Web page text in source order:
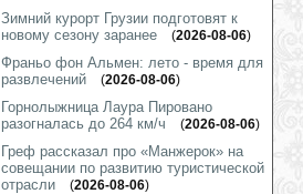
Зимний курорт Грузии подготовят к
новому сезону заранее
(2026-08-06)
Франьо фон Альмен: лето - время для
развлечений
(2026-08-06)
Горнолыжница Лаура Пировано
разогналась до 264 км/ч
(2026-08-06)
Греф рассказал про «Манжерок» на
совещании по развитию туристической
отрасли
(2026-08-06)